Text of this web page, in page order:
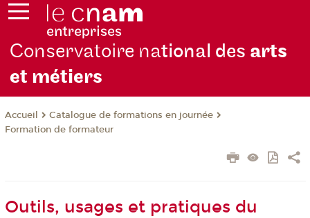
Conservatoire national des arts
et métiers
Accueil
Catalogue de formations en journée
Formation de formateur
Outils, usages et pratiques du